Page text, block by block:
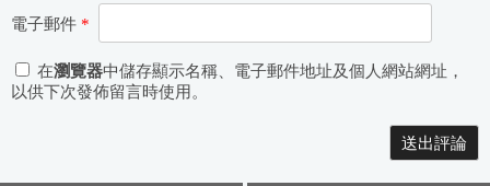
電子郵件 *
在瀏覽器中儲存顯示名稱、電子郵件地址及個人網站網址，
以供下次發佈留言時使用。